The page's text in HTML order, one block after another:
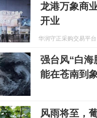
龙港万象商
开业
华润守正采购交易平
强台风“白海
能在苍南到
风雨将至，